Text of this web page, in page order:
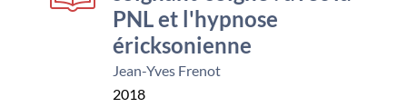
PNL et l'hypnose
éricksonienne
Jean-Yves Frenot
2018